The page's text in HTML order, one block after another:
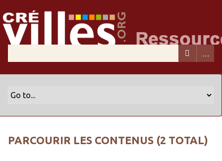
PARCOURIR LES CONTENUS (2 TOTAL)